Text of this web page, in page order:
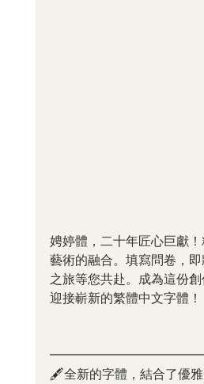
娉婷體，二十年匠心巨獻
藝術的融合。填寫問卷，
之旅等您共赴。成為這份
迎接嶄新的繁體中文字體！
🖋全新的字體，結合了優